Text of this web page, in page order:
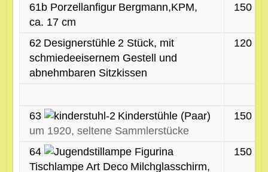
61b Porzellanfigur Bergmann,KPM,
ca. 17 cm
150 €
62 Designerstühle 2 Stück, mit
schmiedeeisernem Gestell und
abnehmbaren Sitzkissen
120 €
63
Kinderstühle (Paar)
um 1920, seltene Sammlerstücke
150 €
64
Tischlampe Art Deco Milchglasschirm,
150 €